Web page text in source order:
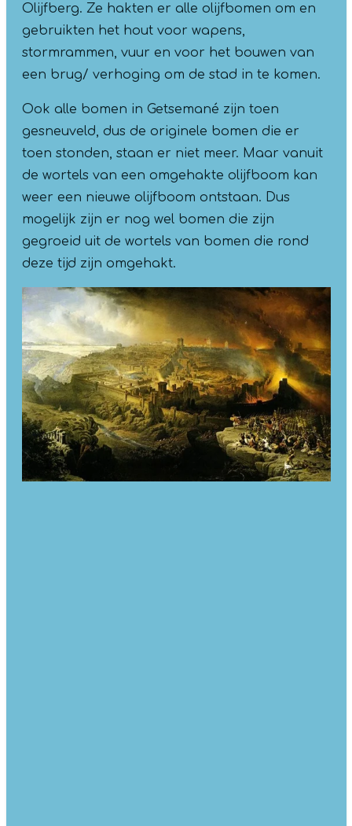
Olijfberg. Ze hakten er alle olijfbomen om en
gebruikten het hout voor wapens,
stormrammen, vuur en voor het bouwen van
een brug/ verhoging om de stad in te komen.
Ook alle bomen in Getsemané zijn toen
gesneuveld, dus de originele bomen die er
toen stonden, staan er niet meer. Maar vanuit
de wortels van een omgehakte olijfboom kan
weer een nieuwe olijfboom ontstaan. Dus
mogelijk zijn er nog wel bomen die zijn
gegroeid uit de wortels van bomen die rond
deze tijd zijn omgehakt.